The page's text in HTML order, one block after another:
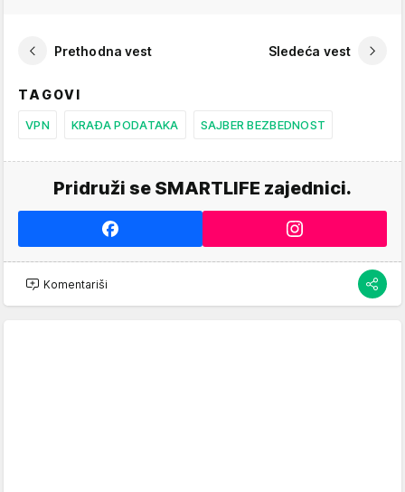
Prethodna vest Sledeća vest
TAGOVI
VPN KRAĐA PODATAKA SAJBER BEZBEDNOST
Pridruži se SMARTLIFE zajednici.
Komentariši